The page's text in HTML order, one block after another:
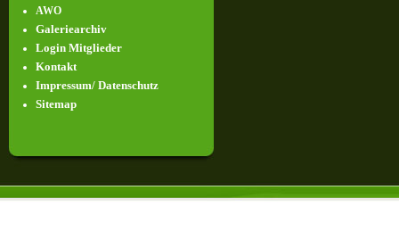
AWO
Galeriearchiv
Login Mitglieder
Kontakt
Impressum/ Datenschutz
Sitemap